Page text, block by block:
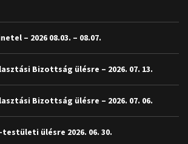
– 2026 08.03. – 08.07.
Bizottság ülésre – 2026. 07. 13.
Bizottság ülésre – 2026. 07. 06.
ülésre 2026. 06. 30.